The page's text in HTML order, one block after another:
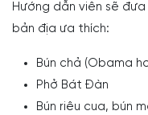
Hướng dẫn viên sẽ
bản địa ưa thích:
Bún chả (Obama
Phở Bát Đàn
Bún riêu cua, bún